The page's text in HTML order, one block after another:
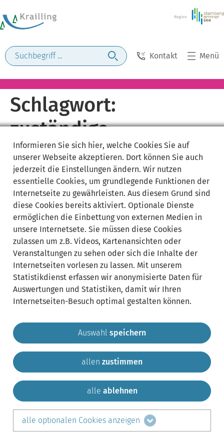
Kontakt Menü
Schlagwort:
zuständige
Meldebehörde
Gemeinde Krailling Impressum
Sitemap
Kontakt
teilen auf:
LinkedIn
Informieren Sie sich hier, welche Cookies Sie auf
unserer Webseite akzeptieren. Dort können Sie auch
jederzeit die Einstellungen ändern. Wir nutzen
essentielle Cookies, um grundlegende Funktionen der
Internetseite zu gewährleisten. Aus diesem Grund sind
diese Cookies bereits aktiviert. Optionale Dienste
ermöglichen die Einbettung von externen Medien in
unsere Internetsete. Sie müssen diese Cookies
zulassen um z.B. Videos, Kartenansichten oder
Veranstaltungen zu sehen oder sich die Inhalte der
Internetseiten vorlesen zu lassen. Mit unserem
Statistikdienst erfassen wir anonymisierte Daten für
Auswertungen und Statistiken, damit wir Ihren
Internetseiten-Besuch optimal gestalten können.
Auswahl speichern
allen zustimmen
alle ablehnen
alle optionalen Cookies anzeigen